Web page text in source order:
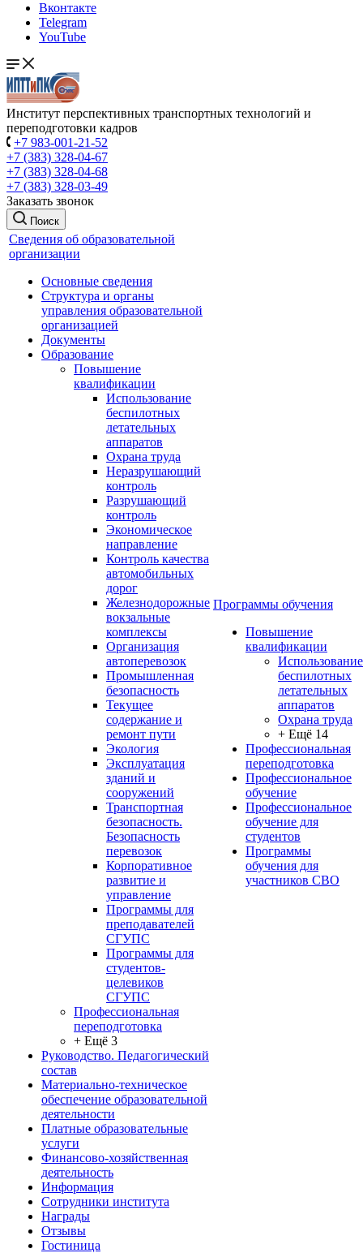
Вконтакте
Telegram
YouTube
Институт перспективных транспортных технологий и
переподготовки кадров
+7 983-001-21-52
+7 (383) 328-04-67
+7 (383) 328-04-68
+7 (383) 328-03-49
Заказать звонок
Поиск
Сведения об образовательной
организации
Основные сведения
Структура и органы
управления образовательной
организацией
Документы
Образование
Повышение
квалификации
Использование
беспилотных
летательных
аппаратов
Охрана труда
Неразрушающий
контроль
Разрушающий
контроль
Экономическое
направление
Контроль качества
автомобильных
дорог
Железнодорожные
вокзальные
комплексы
Организация
автоперевозок
Промышленная
безопасность
Текущее
содержание и
ремонт пути
Экология
Эксплуатация
зданий и
сооружений
Транспортная
безопасность.
Безопасность
перевозок
Корпоративное
развитие и
управление
Программы для
преподавателей
СГУПС
Программы для
студентов-
целевиков
СГУПС
Профессиональная
переподготовка
+ Ещё 3
Руководство. Педагогический
состав
Материально-техническое
обеспечение образовательной
деятельности
Платные образовательные
услуги
Финансово-хозяйственная
деятельность
Информация
Сотрудники института
Награды
Отзывы
Гостиница
Программы обучения
Повышение
квалификации
Использование
беспилотных
летательных
аппаратов
Охрана труда
+ Ещё 14
Профессиональная
переподготовка
Профессиональное
обучение
Профессиональное
обучение для
студентов
Программы
обучения для
участников СВО